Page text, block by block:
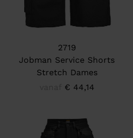
2719
Jobman Service Shorts
Stretch Dames
€ 44,14